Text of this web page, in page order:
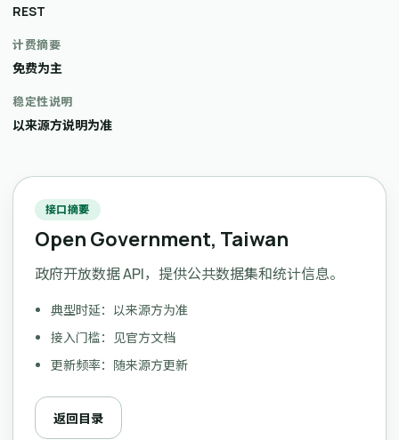
REST
计费摘要
免费为主
稳定性说明
以来源方说明为准
接口摘要
Open Government, Taiwan
政府开放数据 API，提供公共数据集和统计信息。
典型时延：以来源方为准
接入门槛：见官方文档
更新频率：随来源方更新
返回目录